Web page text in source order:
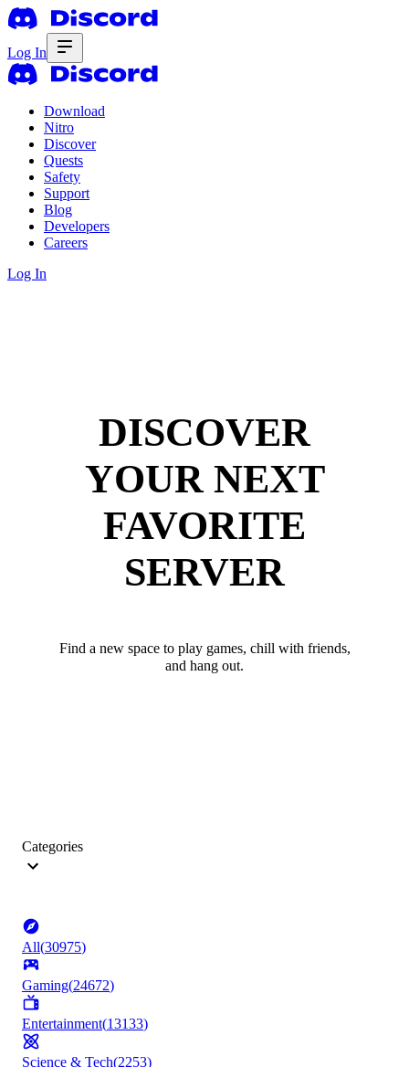
Log In
Download
Nitro
Discover
Quests
Safety
Support
Blog
Developers
Careers
Log In
DISCOVER
YOUR NEXT
FAVORITE
SERVER
Find a new space to play games, chill with friends,
and hang out.
Categories
All(30975)
Gaming(24672)
Entertainment(13133)
Science & Tech(2253)